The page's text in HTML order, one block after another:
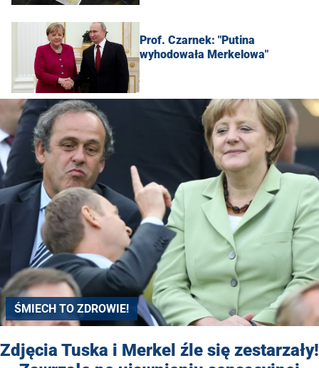
Prof. Czarnek: "Putina
wyhodowała Merkelowa"
ŚMIECH TO ZDROWIE!
Zdjęcia Tuska i Merkel źle się zestarzały!